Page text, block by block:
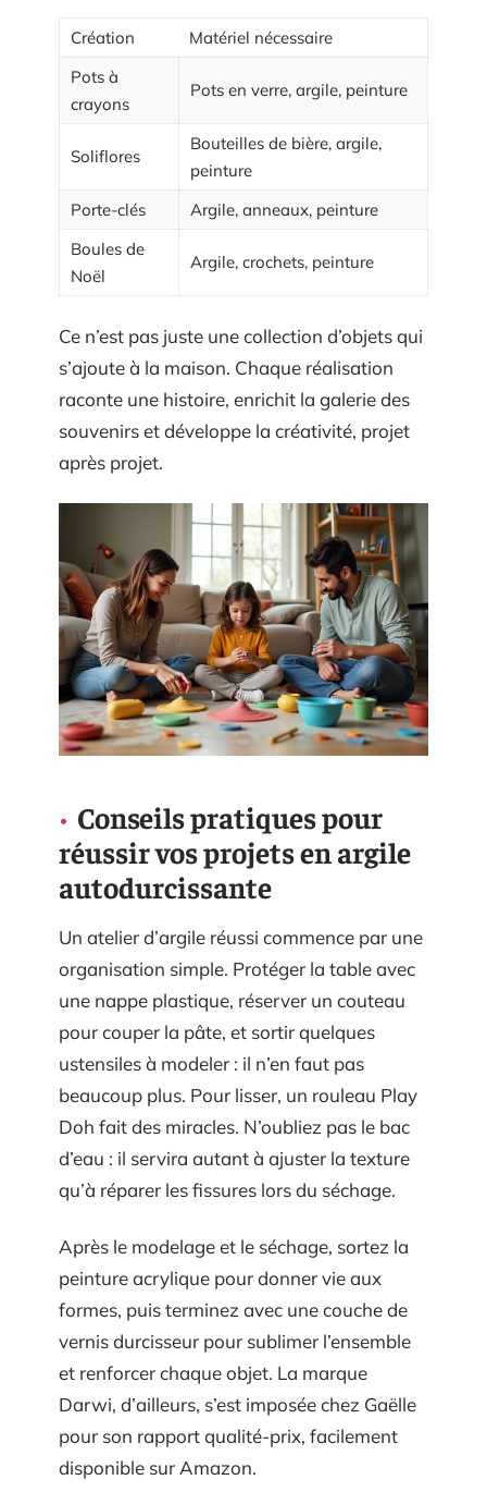
Création
Matériel nécessaire
Pots à
crayons
Pots en verre, argile, peinture
Soliflores
Bouteilles de bière, argile,
peinture
Porte-clés
Argile, anneaux, peinture
Boules de
Noël
Argile, crochets, peinture
Ce n’est pas juste une collection d’objets qui
s’ajoute à la maison. Chaque réalisation
raconte une histoire, enrichit la galerie des
souvenirs et développe la créativité, projet
après projet.
Conseils pratiques pour
réussir vos projets en argile
autodurcissante
Un atelier d’argile réussi commence par une
organisation simple. Protéger la table avec
une nappe plastique, réserver un couteau
pour couper la pâte, et sortir quelques
ustensiles à modeler : il n’en faut pas
beaucoup plus. Pour lisser, un rouleau Play
Doh fait des miracles. N’oubliez pas le bac
d’eau : il servira autant à ajuster la texture
qu’à réparer les fissures lors du séchage.
Après le modelage et le séchage, sortez la
peinture acrylique pour donner vie aux
formes, puis terminez avec une couche de
vernis durcisseur pour sublimer l’ensemble
et renforcer chaque objet. La marque
Darwi, d’ailleurs, s’est imposée chez Gaëlle
pour son rapport qualité-prix, facilement
disponible sur Amazon.